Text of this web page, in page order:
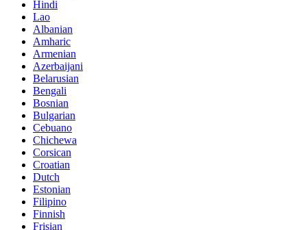
Hindi
Lao
Albanian
Amharic
Armenian
Azerbaijani
Belarusian
Bengali
Bosnian
Bulgarian
Cebuano
Chichewa
Corsican
Croatian
Dutch
Estonian
Filipino
Finnish
Frisian